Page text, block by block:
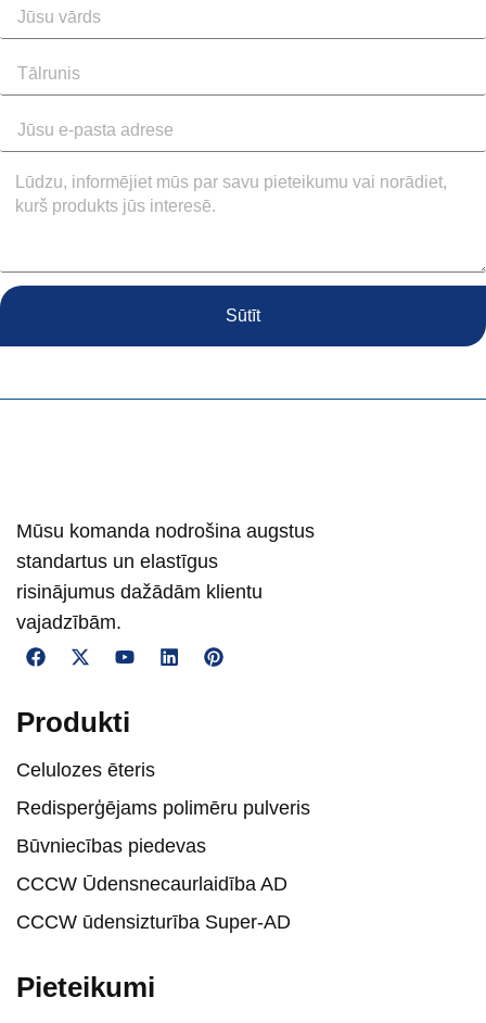
Sūtīt
Mūsu komanda nodrošina augstus
standartus un elastīgus
risinājumus dažādām klientu
vajadzībām.
Produkti
Celulozes ēteris
Redisperģējams polimēru pulveris
Būvniecības piedevas
CCCW Ūdensnecaurlaidība AD
CCCW ūdensizturība Super-AD
Pieteikumi